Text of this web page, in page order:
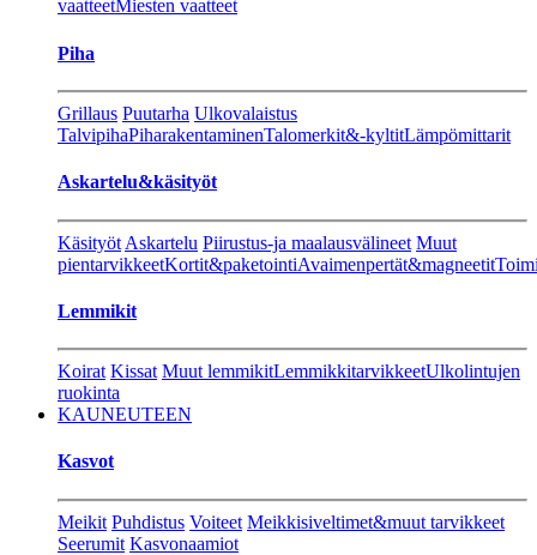
vaatteetMiesten vaatteet
Piha
Grillaus Puutarha Ulkovalaistus
TalvipihaPiharakentaminenTalomerkit&-kyltitLämpömittarit
Askartelu&käsityöt
Käsityöt Askartelu Piirustus-ja maalausvälineet Muut
pientarvikkeetKortit&paketointiAvaimenpertät&magneetit
Lemmikit
Koirat Kissat Muut lemmikitLemmikkitarvikkeetUlkolintujen
ruokinta
KAUNEUTEEN
Kasvot
Meikit Puhdistus Voiteet Meikkisiveltimet&muut tarvikkeet
Seerumit Kasvonaamiot